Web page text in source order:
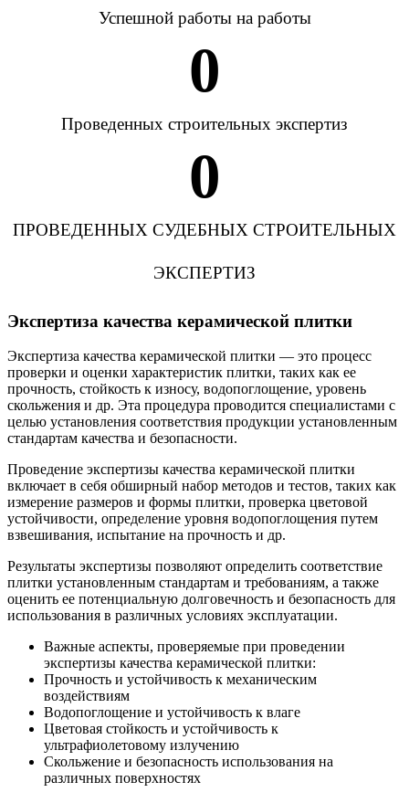
Успешной работы на работы
0
Проведенных строительных экспертиз
0
ПРОВЕДЕННЫХ СУДЕБНЫХ СТРОИТЕЛЬНЫХ
ЭКСПЕРТИЗ
Экспертиза качества керамической плитки
Экспертиза качества керамической плитки — это процесс
проверки и оценки характеристик плитки, таких как ее
прочность, стойкость к износу, водопоглощение, уровень
скольжения и др. Эта процедура проводится специалистами с
целью установления соответствия продукции установленным
стандартам качества и безопасности.
Проведение экспертизы качества керамической плитки
включает в себя обширный набор методов и тестов, таких как
измерение размеров и формы плитки, проверка цветовой
устойчивости, определение уровня водопоглощения путем
взвешивания, испытание на прочность и др.
Результаты экспертизы позволяют определить соответствие
плитки установленным стандартам и требованиям, а также
оценить ее потенциальную долговечность и безопасность для
использования в различных условиях эксплуатации.
Важные аспекты, проверяемые при проведении
экспертизы качества керамической плитки:
Прочность и устойчивость к механическим
воздействиям
Водопоглощение и устойчивость к влаге
Цветовая стойкость и устойчивость к
ультрафиолетовому излучению
Скольжение и безопасность использования на
различных поверхностях